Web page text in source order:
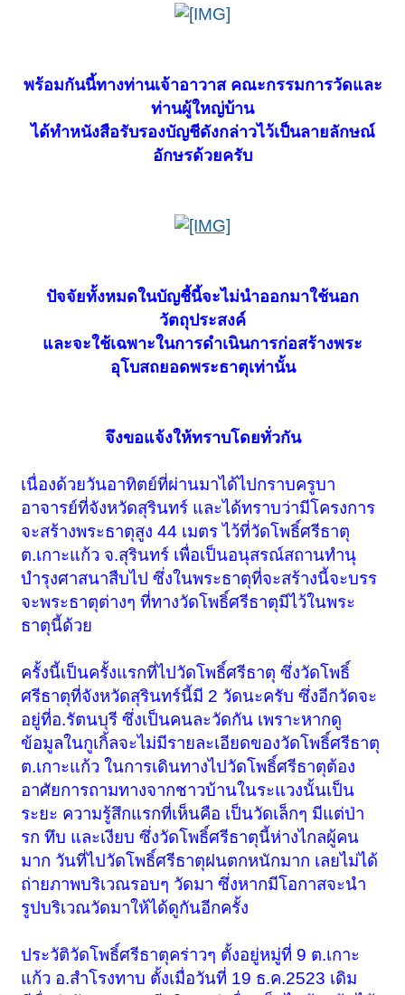
พร้อมกันนี้ทางท่านเจ้าอาวาส คณะกรรมการวัดและ
ท่านผู้ใหญ่บ้าน
ได้ทำหนังสือรับรองบัญชีดังกล่าวไว้เป็นลายลักษณ์
อักษรด้วยครับ
ปัจจัยทั้งหมดในบัญชี้นี้จะไม่นำออกมาใช้นอก
วัตถุประสงค์
และจะใช้เฉพาะในการดำเนินการก่อสร้างพระ
อุโบสถยอดพระธาตุเท่านั้น
จึงขอแจ้งให้ทราบโดยทั่วกัน
เนื่องด้วยวันอาทิตย์ที่ผ่านมาได้ไปกราบครูบา
อาจารย์ที่จังหวัดสุรินทร์ และได้ทราบว่ามีโครงการ
จะสร้างพระธาตุสูง 44 เมตร ไว้ที่วัดโพธิ์ศรีธาตุ
ต.เกาะแก้ว จ.สุรินทร์ เพื่อเป็นอนุสรณ์สถานทำนุ
บำรุงศาสนาสืบไป ซึ่งในพระธาตุที่จะสร้างนี้จะบรร
จะพระธาตุต่างๆ ที่ทางวัดโพธิ์ศรีธาตุมีไว้ในพระ
ธาตุนี้ด้วย
ครั้งนี้เป็นครั้งแรกที่ไปวัดโพธิ์ศรีธาตุ ซึ่งวัดโพธิ์
ศรีธาตุที่จังหวัดสุรินทร์นี้มี 2 วัดนะครับ ซึ่งอีกวัดจะ
อยู่ที่อ.รัตนบุรี ซึ่งเป็นคนละวัดกัน เพราะหากดู
ข้อมูลในกูเกิ้ลจะไม่มีรายละเอียดของวัดโพธิ์ศรีธาตุ
ต.เกาะแก้ว ในการเดินทางไปวัดโพธิ์ศรีธาตุต้อง
อาศัยการถามทางจากชาวบ้านในระแวงนั้นเป็น
ระยะ ความรู้สึกแรกที่เห็นคือ เป็นวัดเล็กๆ มีแต่ป่า
รก ทึบ และเงียบ ซึ่งวัดโพธิ์ศรีธาตุนี้ห่างไกลผู้คน
มาก วันที่ไปวัดโพธิ์ศรีธาตุฝนตกหนักมาก เลยไม่ได้
ถ่ายภาพบริเวณรอบๆ วัดมา ซึ่งหากมีโอกาสจะนำ
รูปบริเวณวัดมาให้ได้ดูกันอีกครั้ง
ประวัติวัดโพธิ์ศรีธาตุคร่าวๆ ตั้งอยู่หมู่ที่ 9 ต.เกาะ
แก้ว อ.สำโรงทาบ ตั้งเมื่อวันที่ 19 ธ.ค.2523 เดิม